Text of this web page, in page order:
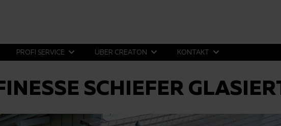
PROFI SERVICE ÜBER CREATON KONTAKT
SCHIEFER